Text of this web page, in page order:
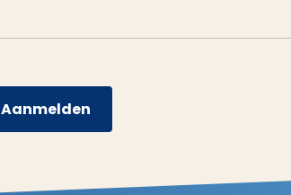
Aanmelden